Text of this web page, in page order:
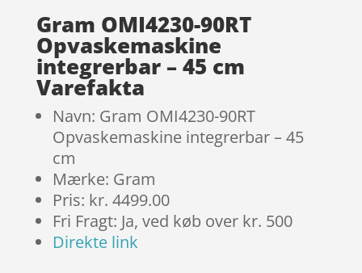
Gram OMI4230-90RT
Opvaskemaskine
integrerbar – 45 cm
Varefakta
Navn: Gram OMI4230-90RT
Opvaskemaskine integrerbar – 45
cm
Mærke: Gram
Pris: kr. 4499.00
Fri Fragt: Ja, ved køb over kr. 500
Direkte link